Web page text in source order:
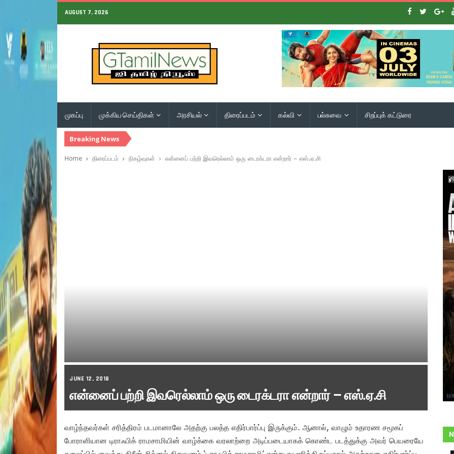
AUGUST 7, 2026
முகப்பு முக்கிய செய்திகள் அரசியல் திரைப்படம் கல்வி பல்சுவை சிறப்புக் கட்டுரை
Breaking News
Home திரைப்படம் நிகழ்வுகள் என்னைப் பற்றி இவரெல்லாம் ஒரு டைரக்டரா என்றார் – எஸ்.ஏ.சி
JUNE 12, 2018
என்னைப் பற்றி இவரெல்லாம் ஒரு டைரக்டரா என்றார் – எஸ்.ஏ.சி
வாழ்ந்தவர்கள் சரித்திரம் படமானாலே அதற்கு பலத்த எதிர்பார்ப்பு இருக்கும். ஆனால், வாழும் உதாரண சமூகப்
போராளியான டிராஃபிக் ராமசாமியின் வாழ்க்கை வரலாற்றை அடிப்படையாகக் கொண்ட படத்துக்கு அவர் பெயரையே